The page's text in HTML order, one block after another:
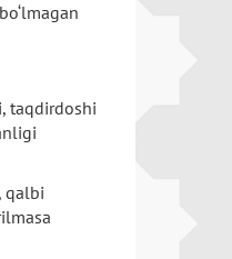
taqdirdoshi
qalbi